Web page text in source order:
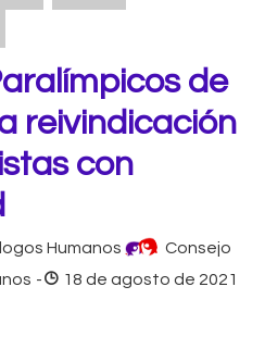
de
reivindicación
con
Humanos
Consejo
-
18 de agosto de 2021